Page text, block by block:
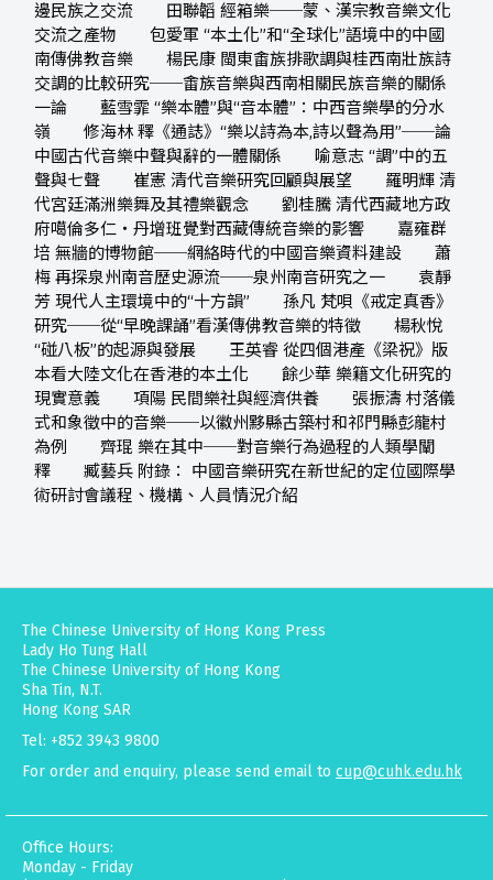
邊民族之交流 田聯韜 經箱樂──蒙、漢宗教音樂文化
交流之產物 包愛軍 “本土化”和“全球化”語境中的中國
南傳佛教音樂 楊民康 閩東畬族排歌調與桂西南壯族詩
交調的比較研究──畬族音樂與西南相關民族音樂的關係
一論 藍雪霏 “樂本體”與“音本體”：中西音樂學的分水
嶺 修海林 釋《通誌》“樂以詩為本,詩以聲為用”──論
中國古代音樂中聲與辭的一體關係 喻意志 “調”中的五
聲與七聲 崔憲 清代音樂研究回顧與展望 羅明輝 清
代宮廷滿洲樂舞及其禮樂觀念 劉桂騰 清代西藏地方政
府噶倫多仁‧丹增班覺對西藏傳統音樂的影響 嘉雍群
培 無牆的博物館──網絡時代的中國音樂資料建設 蕭
梅 再探泉州南音歷史源流──泉州南音研究之一 袁靜
芳 現代人主環境中的“十方韻” 孫凡 梵唄《戒定真香》
研究──從“早晚課誦”看漢傳佛教音樂的特徵 楊秋悅
“碰八板”的起源與發展 王英睿 從四個港產《梁祝》版
本看大陸文化在香港的本土化 餘少華 樂籍文化研究的
現實意義 項陽 民間樂社與經濟供養 張振濤 村落儀
式和象徵中的音樂──以徽州黟縣古築村和祁門縣彭龍村
為例 齊琨 樂在其中──對音樂行為過程的人類學闡
釋 臧藝兵 附錄： 中國音樂研究在新世紀的定位國際學
術研討會議程、機構、人員情況介紹
The Chinese University of Hong Kong Press
Lady Ho Tung Hall
The Chinese University of Hong Kong
Sha Tin, N.T.
Hong Kong SAR
Tel: +852 3943 9800
For order and enquiry, please send email to cup@cuhk.edu.hk
Office Hours:
Monday - Friday